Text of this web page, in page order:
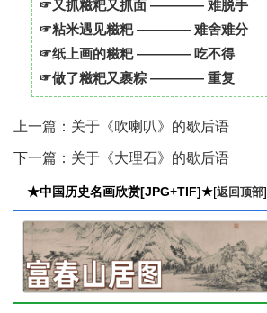
☞又抓糍粑又抓面 ———— 难脱手
☞粘米遇见糍粑 ———— 难舍难分
☞纸上画的糍粑 ———— 吃不得
☞做了糍粑又裹粽 ———— 重复
上一篇： 关于《吹喇叭》的歇后语
下一篇： 关于《大理石》的歇后语
★中国历史名画欣赏[JPG+TIF]★[返回顶部]